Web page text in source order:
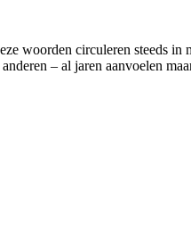
woorden circuleren steeds
– al jaren aanvoelen